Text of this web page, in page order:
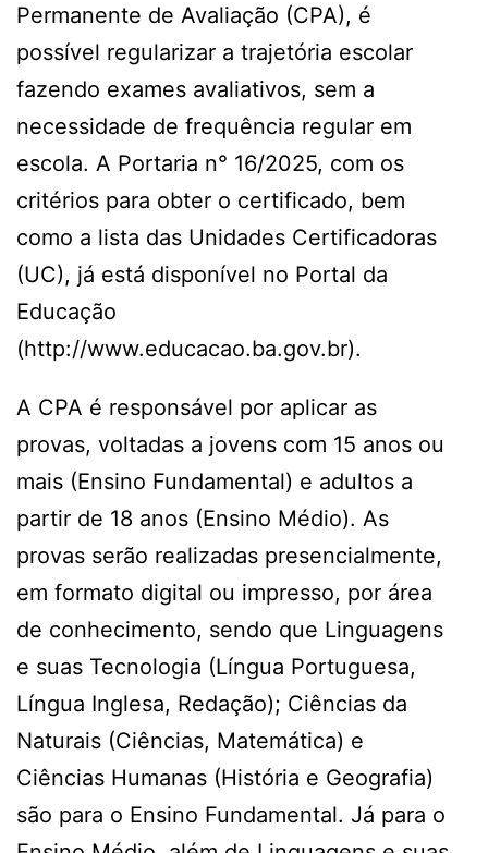
Permanente de Avaliação (CPA), é
possível regularizar a trajetória escolar
fazendo exames avaliativos, sem a
necessidade de frequência regular em
escola. A Portaria n° 16/2025, com os
critérios para obter o certificado, bem
como a lista das Unidades Certificadoras
(UC), já está disponível no Portal da
Educação
(http://www.educacao.ba.gov.br).
A CPA é responsável por aplicar as
provas, voltadas a jovens com 15 anos ou
mais (Ensino Fundamental) e adultos a
partir de 18 anos (Ensino Médio). As
provas serão realizadas presencialmente,
em formato digital ou impresso, por área
de conhecimento, sendo que Linguagens
e suas Tecnologia (Língua Portuguesa,
Língua Inglesa, Redação); Ciências da
Naturais (Ciências, Matemática) e
Ciências Humanas (História e Geografia)
são para o Ensino Fundamental. Já para o